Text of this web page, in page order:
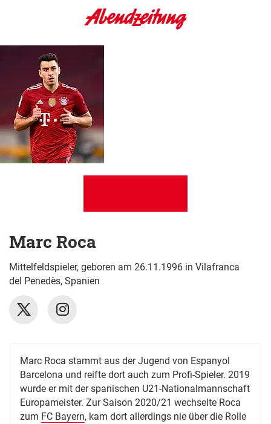
Marc Roca
Mittelfeldspieler, geboren am 26.11.1996 in Vilafranca
del Penedès, Spanien
Marc Roca stammt aus der Jugend von Espanyol
Barcelona und reifte dort auch zum Profi-Spieler. 2019
wurde er mit der spanischen U21-Nationalmannschaft
Europameister. Zur Saison 2020/21 wechselte Roca
zum FC Bayern, kam dort allerdings nie über die Rolle